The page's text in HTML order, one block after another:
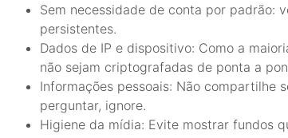
Sem necessidade de conta por padrão:
persistentes.
Dados de IP e dispositivo: Como a
não sejam criptografadas de ponta a
Informações pessoais: Não compartilhe
perguntar, ignore.
Higiene da mídia: Evite mostrar fundos